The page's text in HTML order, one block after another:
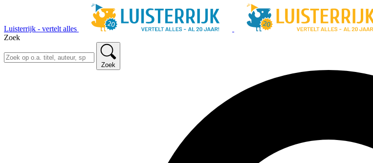
Luisterrijk - vertelt alles
Zoek
Zoek